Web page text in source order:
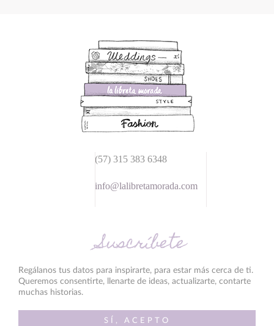
(57) 315 383 6348
info@lalibretamorada.com
Suscríbete
Regálanos tus datos para inspirarte, para estar más cerca de ti.
Queremos consentirte, llenarte de ideas, actualizarte, contarte
muchas historias.
SÍ, ACEPTO